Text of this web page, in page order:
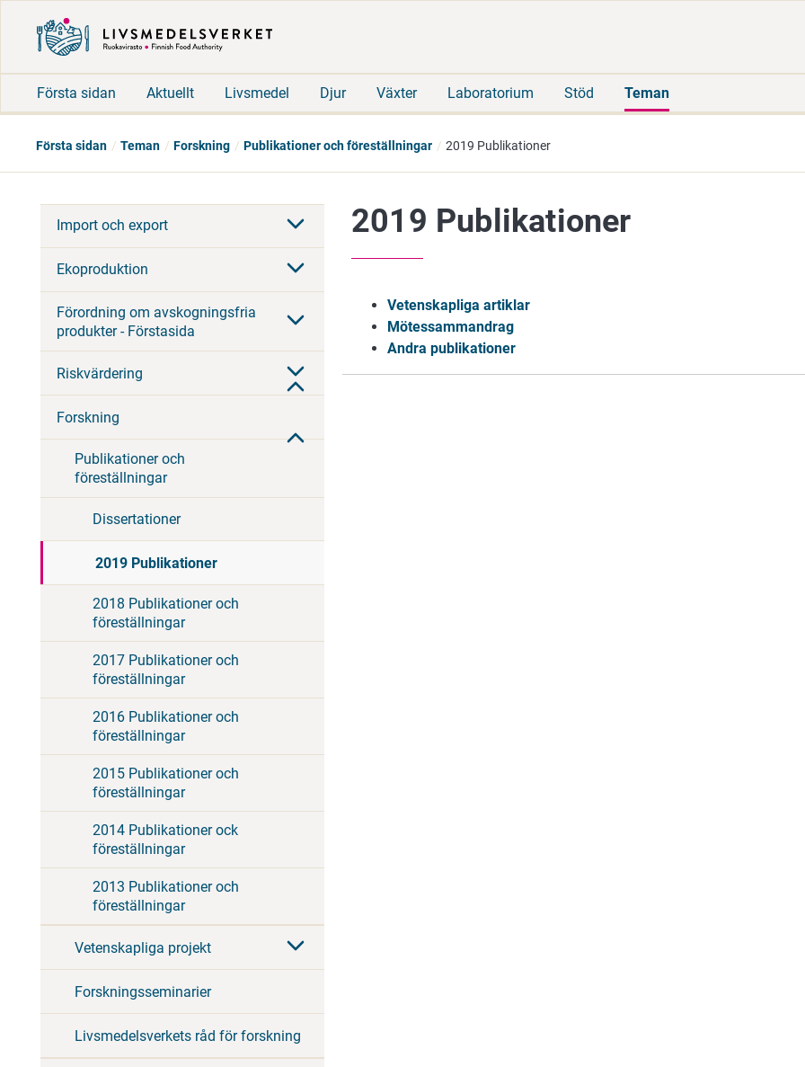
Första sidan Aktuellt Livsmedel Djur Växter Laboratorium Stöd Teman
Första sidan Teman Forskning Publikationer och föreställningar 2019 Publikationer
Import och export
Ekoproduktion
Förordning om avskogningsfria
produkter - Förstasida
Riskvärdering
Forskning
Publikationer och
föreställningar
Dissertationer
2019 Publikationer
2018 Publikationer och
föreställningar
2017 Publikationer och
föreställningar
2016 Publikationer och
föreställningar
2015 Publikationer och
föreställningar
2014 Publikationer ock
föreställningar
2013 Publikationer och
föreställningar
Vetenskapliga projekt
Forskningsseminarier
Livsmedelsverkets råd för forskning
2019 Publikationer
Vetenskapliga artiklar
Mötessammandrag
Andra publikationer